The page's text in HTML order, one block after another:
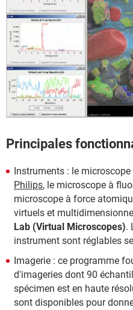
Principales
Instruments : le
Philips, le microscope à
microscope à force
virtuels et
Lab (Virtual Microscopes).
instrument sont réglables
Imagerie : ce programme
d'imageries dont 90
spécimen est en haute
sont disponibles pour